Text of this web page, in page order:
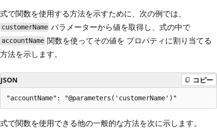
式で関数を使用する方法を示すために、次の例では、
customerName パラメーターから値を取得し、式の中で
accountName 関数を使ってその値を プロパティに割り当てる
方法を示します。
JSON コピー
式で関数を使用できる他の一般的な方法を次に示します。